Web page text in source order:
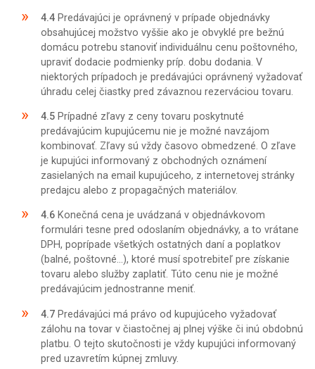
4.4 Predávajúci je oprávnený v prípade objednávky
obsahujúcej možstvo vyššie ako je obvyklé pre bežnú
domácu potrebu stanoviť individuálnu cenu poštovného,
upraviť dodacie podmienky príp. dobu dodania. V
niektorých prípadoch je predávajúci oprávnený vyžadovať
úhradu celej čiastky pred závaznou rezerváciou tovaru.
4.5 Prípadné zľavy z ceny tovaru poskytnuté
predávajúcim kupujúcemu nie je možné navzájom
kombinovať. Zľavy sú vždy časovo obmedzené. O zľave
je kupujúci informovaný z obchodných oznámení
zasielaných na email kupujúceho, z internetovej stránky
predajcu alebo z propagačných materiálov.
4.6 Konečná cena je uvádzaná v objednávkovom
formulári tesne pred odoslaním objednávky, a to vrátane
DPH, poprípade všetkých ostatných daní a poplatkov
(balné, poštovné...), ktoré musí spotrebiteľ pre získanie
tovaru alebo služby zaplatiť. Túto cenu nie je možné
predávajúcim jednostranne meniť.
4.7 Predávajúci má právo od kupujúceho vyžadovať
zálohu na tovar v čiastočnej aj plnej výške či inú obdobnú
platbu. O tejto skutočnosti je vždy kupujúci informovaný
pred uzavretím kúpnej zmluvy.